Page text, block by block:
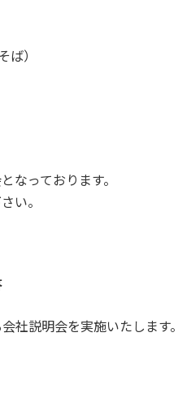
）
なっております。
い。
説明会を実施いたします。